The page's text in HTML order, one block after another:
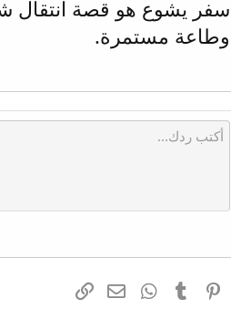
سفر يشوع هو قصة انتقال
وطاعة مستمرة.
Reddit
Pinterest
Tumblr
WhatsAppالبريد الإلكتروني